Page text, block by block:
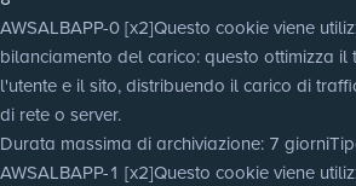
AWSALBAPP-0 [x2]Questo cookie viene
bilanciamento del carico: questo ottimizza
l'utente e il sito, distribuendo il carico di
di rete o server.
Durata massima di archiviazione: 7 giorni
AWSALBAPP-1 [x2]Questo cookie viene